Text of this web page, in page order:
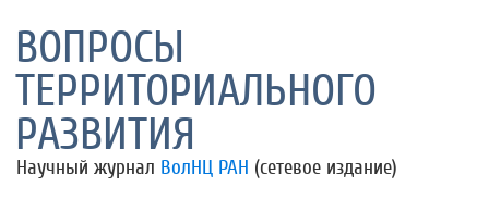
ВОПРОСЫ
ТЕРРИТОРИАЛЬНОГО
РАЗВИТИЯ
Научный журнал ВолНЦ РАН (сетевое издание)